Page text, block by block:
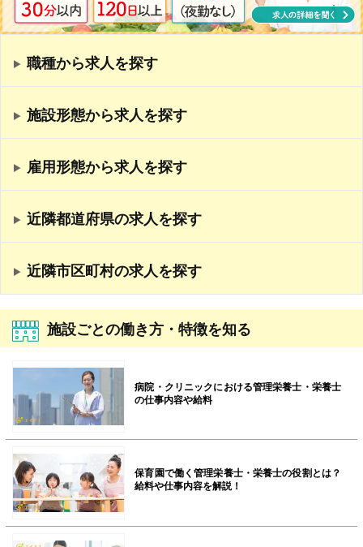
職種から求人を探す
施設形態から求人を探す
雇用形態から求人を探す
近隣都道府県の求人を探す
近隣市区町村の求人を探す
施設ごとの働き方・特徴を知る
病院・クリニックにおける管理栄養士・栄養士
の仕事内容や給料
保育園で働く管理栄養士・栄養士の役割とは？
給料や仕事内容を解説！